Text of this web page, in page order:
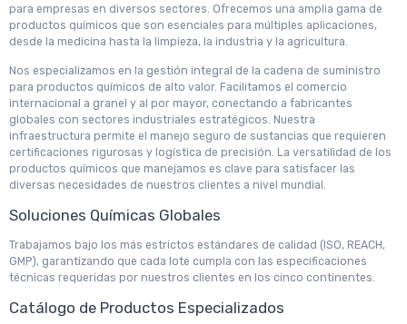
para empresas en diversos sectores. Ofrecemos una amplia gama de
productos químicos que son esenciales para múltiples aplicaciones,
desde la medicina hasta la limpieza, la industria y la agricultura.
Nos especializamos en la gestión integral de la cadena de suministro
para productos químicos de alto valor. Facilitamos el comercio
internacional a granel y al por mayor, conectando a fabricantes
globales con sectores industriales estratégicos. Nuestra
infraestructura permite el manejo seguro de sustancias que requieren
certificaciones rigurosas y logística de precisión. La versatilidad de los
productos químicos que manejamos es clave para satisfacer las
diversas necesidades de nuestros clientes a nivel mundial.
Soluciones Químicas Globales
Trabajamos bajo los más estrictos estándares de calidad (ISO, REACH,
GMP), garantizando que cada lote cumpla con las especificaciones
técnicas requeridas por nuestros clientes en los cinco continentes.
Catálogo de Productos Especializados